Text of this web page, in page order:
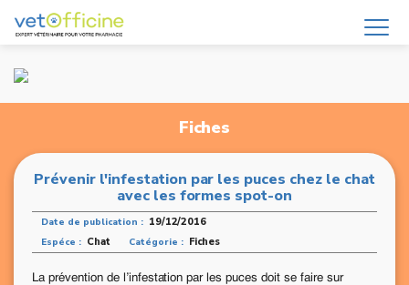
Fiches
Prévenir l'infestation par les puces chez le chat
avec les formes spot-on
Date de publication : 19/12/2016
Espéce : Chat Catégorie : Fiches
La prévention de l’infestation par les puces doit se faire sur